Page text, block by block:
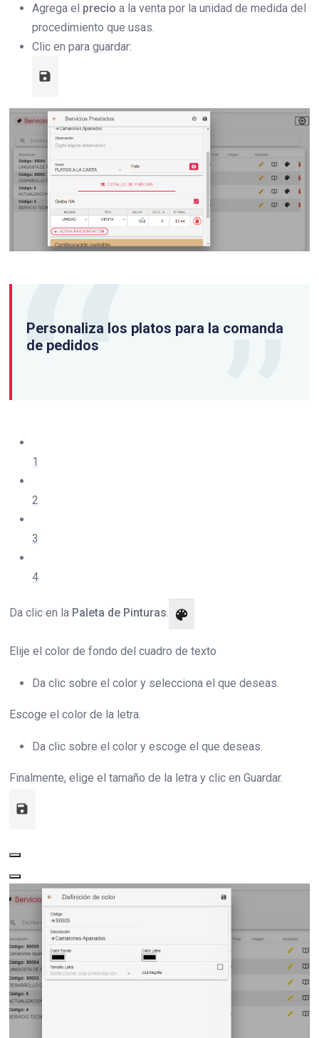
Agrega el precio a la venta por la unidad de medida del
procedimiento que usas.
Clic en para guardar:
Personaliza los platos para la comanda
de pedidos
1
2
3
4
Da clic en la Paleta de Pinturas.
Elije el color de fondo del cuadro de texto
Da clic sobre el color y selecciona el que deseas.
Escoge el color de la letra.
Da clic sobre el color y escoge el que deseas.
Finalmente, elige el tamaño de la letra y clic en Guardar.